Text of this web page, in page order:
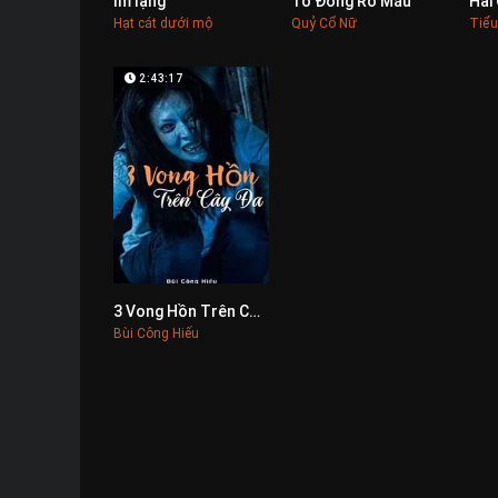
Hạt cát dưới mộ Quỷ Cổ Nữ
0
2:43:17
3 Vong Hồn Trên Cây Đa
Bùi Công Hiếu